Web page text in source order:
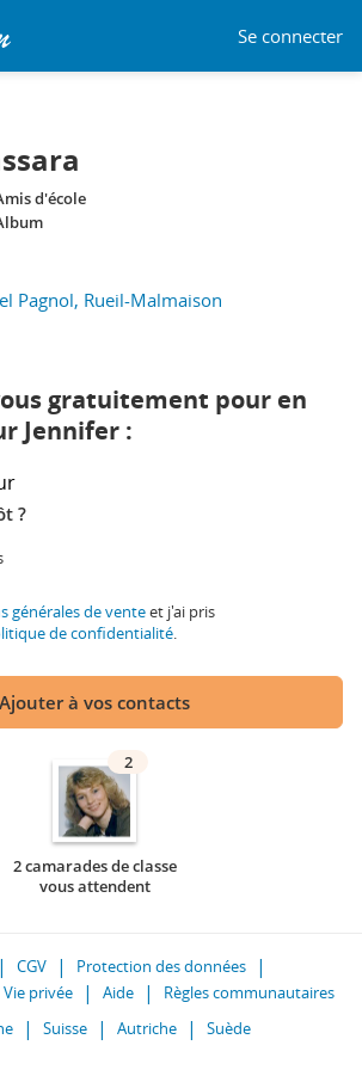
Se connecter
Pagnol, Rueil-Malmaison
d'école
gratuitement pour en
Jennifer :
?
générales de venteet j'ai pris
de confidentialité.
Ajouter à vos contacts
2
2 camarades de classe
vous attendent
CGV
Protection des données
Vie privée Aide
Règles communautaires
Suisse Autriche Suède